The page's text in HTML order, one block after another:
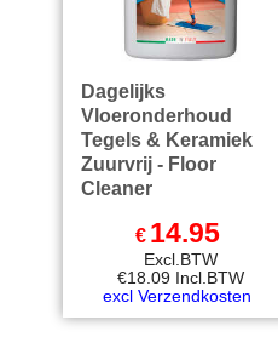
Dagelijks
Vloeronderhoud
Tegels & Keramiek
Zuurvrij - Floor
Cleaner
€ 14.95
Excl.BTW
€18.09 Incl.BTW
excl Verzendkosten